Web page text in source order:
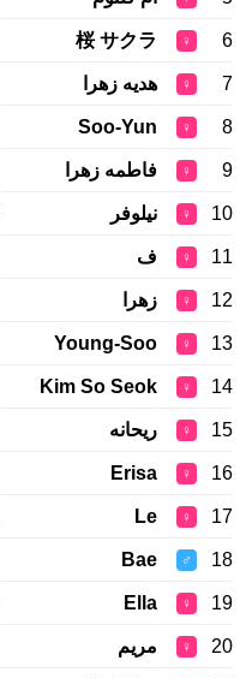
6
♀
桜 サクラ
7
♀ هدیه زهرا
8
♀
Soo-Yun
9
♀ فاطمه زهرا
10
♀ نیلوفر
11
♀ ف
12
♀ زهرا
13
♀
Young-Soo
14
♀
Kim So Seok
15
♀ ریحانه
16
♀
Erisa
17
♀
Le
18
♂
Bae
19
♀
Ella
20
♀ مریم